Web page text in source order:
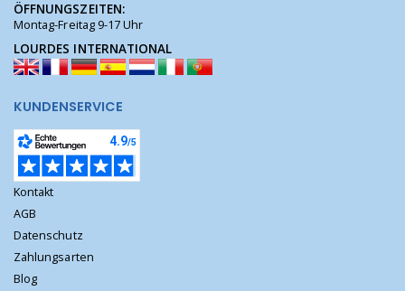
ÖFFNUNGSZEITEN:
Montag-Freitag 9-17 Uhr
LOURDES INTERNATIONAL
KUNDENSERVICE
Kontakt
AGB
Datenschutz
Zahlungsarten
Blog